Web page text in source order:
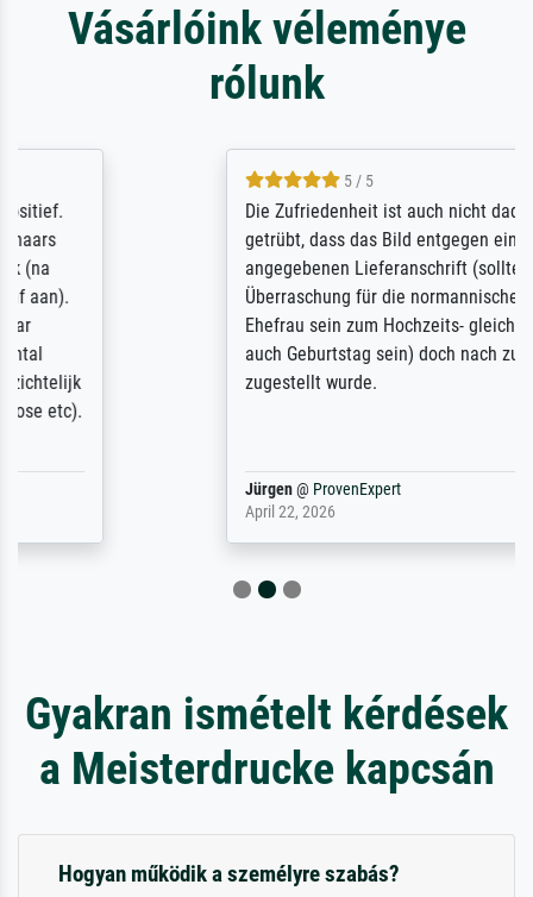
Vásárlóink véleménye
rólunk
Die Zufriedenheit ist auch nicht dadurch
getrübt, dass das Bild entgegen einer
angegebenen Lieferanschrift (sollte eine
Überraschung für die normannische
Ehefrau sein zum Hochzeits- gleichzeitig
auch Geburtstag sein) doch nach zu Hause
ProvenExpert
Gyakran ismételt kérdések
a Meisterdrucke kapcsán
Hogyan működik a személyre szabás?